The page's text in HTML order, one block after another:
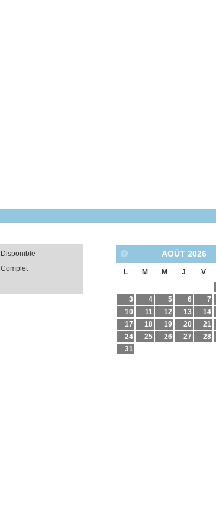
Disponible
Complet
AOÛT 2026
L M M J V
3
4 5 6 7
10
11 12 13 14
17
18 19 20 21
24
25 26 27 28
31